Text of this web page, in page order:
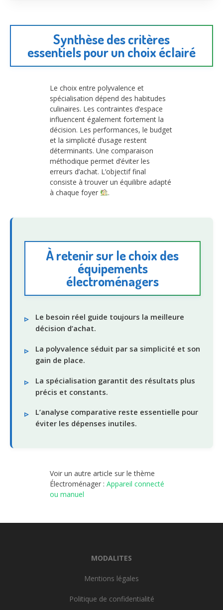
Synthèse des critères
essentiels pour un choix éclairé
Le choix entre polyvalence et
spécialisation dépend des habitudes
culinaires. Les contraintes d’espace
influencent également fortement la
décision. Les performances, le budget
et la simplicité d’usage restent
déterminants. Une comparaison
méthodique permet d’éviter les
erreurs d’achat. L’objectif final
consiste à trouver un équilibre adapté
à chaque foyer
.
À retenir sur le choix des
équipements
électroménagers
Le besoin réel guide toujours la meilleure
décision d’achat.
La polyvalence séduit par sa simplicité et son
gain de place.
La spécialisation garantit des résultats plus
précis et constants.
L’analyse comparative reste essentielle pour
éviter les dépenses inutiles.
Voir un autre article sur le thème
Électroménager : Appareil connecté
ou manuel
MODALITES
Mentions légales
Politique de confidentialité